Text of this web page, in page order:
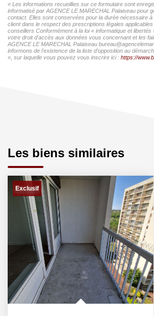
« Les informations recueillies sur ce formulaire sont
informatisé par AGENCE LE MARECHAL Palaiseau pour
contact. Elles sont conservées pour la durée nécessaire à
client dans le respect des prescriptions légales
conseillers Conformément à la loi « informatique et
votre droit d'accès aux données vous concernant et les
AGENCE LE MARECHAL Palaiseau
informons de l'existence de la liste d'opposition au
», sur laquelle vous pouvez vous inscrire ici : https://
Les biens similaires
Exclusif